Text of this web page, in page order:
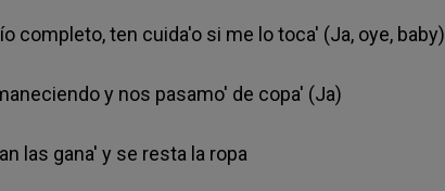
completo, ten cuida'o si me lo toca' (Ja, oye, baby)
y nos pasamo' de copa' (Ja)
las gana' y se resta la ropa